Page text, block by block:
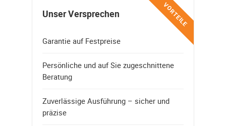
VORTEILE
Unser Versprechen
Garantie auf Festpreise
Persönliche und auf Sie zugeschnittene
Beratung
Zuverlässige Ausführung – sicher und
präzise